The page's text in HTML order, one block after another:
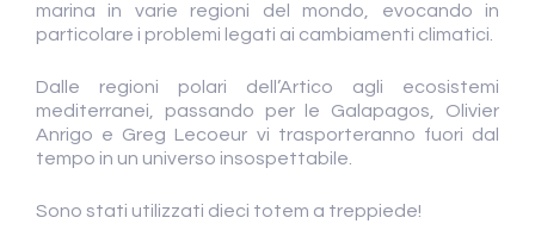
marina in varie regioni del mondo, evocando in
particolare i problemi legati ai cambiamenti climatici.
Dalle regioni polari dell’Artico agli ecosistemi
mediterranei, passando per le Galapagos, Olivier
Anrigo e Greg Lecoeur vi trasporteranno fuori dal
tempo in un universo insospettabile.
Sono stati utilizzati dieci totem a treppiede!